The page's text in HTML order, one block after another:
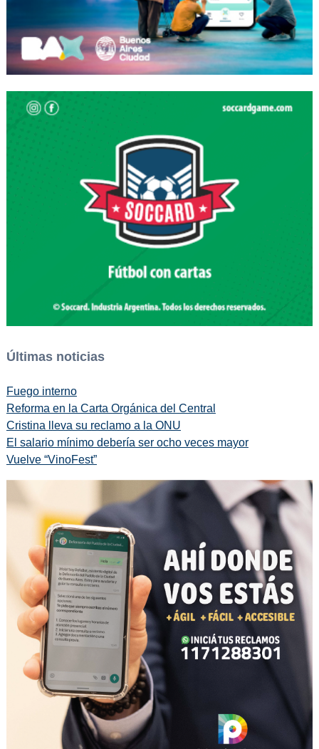
Últimas noticias
Fuego interno
Reforma en la Carta Orgánica del Central
Cristina lleva su reclamo a la ONU
El salario mínimo debería ser ocho veces mayor
Vuelve “VinoFest”